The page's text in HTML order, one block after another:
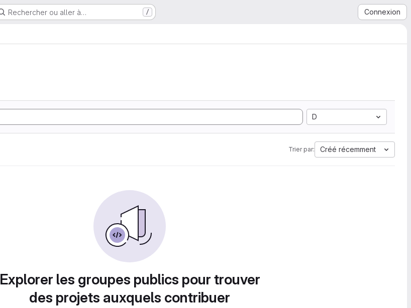
Rechercher ou aller à… / Connexion
D
Trier par: Créé récemment
Explorer les groupes publics pour trouver
des projets auxquels contribuer